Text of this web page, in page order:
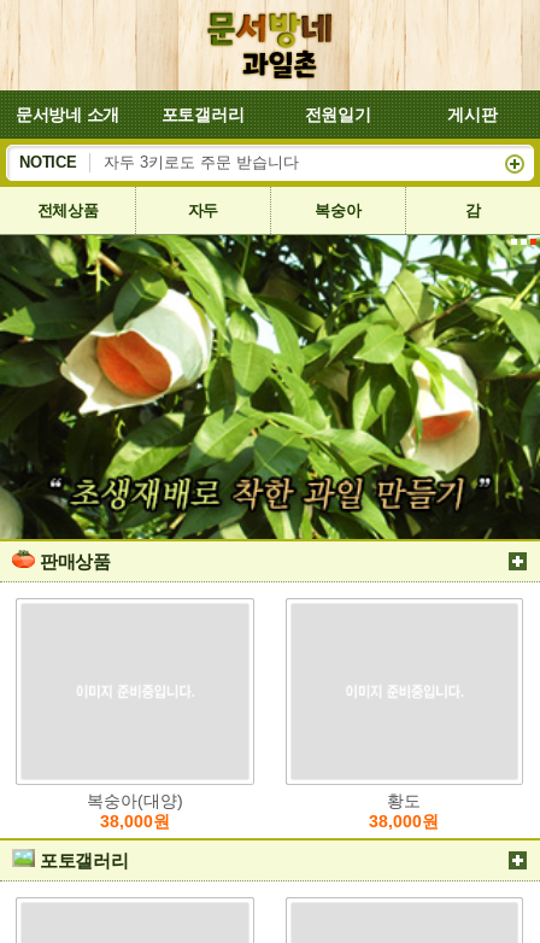
문서방네 소개 포토갤러리 전원일기 게시판
NOTICE 자두 3키로도 주문 받습니다
복숭아 대양이 잘 익어서 8월4일부터 배송합니다
전체상품 자두 복숭아 감
판매상품
복숭아(대양)
38,000원
황도
38,000원
포토갤러리